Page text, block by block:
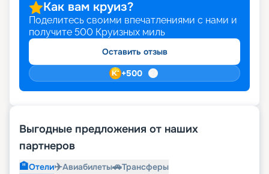
Как вам круиз?
Поделитесь своими впечатлениями с нами и
получите 500 Круизных миль
Оставить отзыв
+500
Выгодные предложения от наших
партнеров
🏨Отели✈️Авиабилеты🚗Трансферы